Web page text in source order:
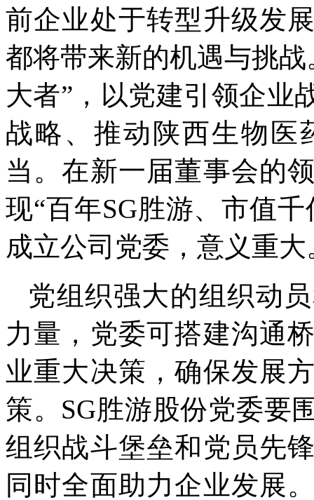
前企业处于转型升级发
都将带来新的机遇与挑
大者”，以党建引领企业
战略、推动陕西生物医
当。在新一届董事会的
现“百年SG胜游、市值
成立公司党委，意义重大
党组织强大的组织动
力量，党委可搭建沟通
业重大决策，确保发展
策。SG胜游股份党委要
组织战斗堡垒和党员先
同时全面助力企业发展